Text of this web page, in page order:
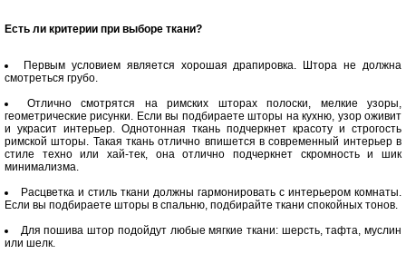
Есть ли критерии при выборе ткани?
Первым условием является хорошая драпировка. Штора не должна
смотреться грубо.
Отлично смотрятся на римских шторах полоски, мелкие узоры,
геометрические рисунки. Если вы подбираете шторы на кухню, узор оживит
и украсит интерьер. Однотонная ткань подчеркнет красоту и строгость
римской шторы. Такая ткань отлично впишется в современный интерьер в
стиле техно или хай-тек, она отлично подчеркнет скромность и шик
минимализма.
Расцветка и стиль ткани должны гармонировать с интерьером комнаты.
Если вы подбираете шторы в спальню, подбирайте ткани спокойных тонов.
Для пошива штор подойдут любые мягкие ткани: шерсть, тафта, муслин
или шелк.